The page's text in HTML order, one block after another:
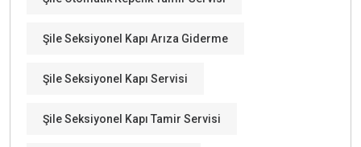
Şile Seksiyonel Kapı Arıza Giderme
Şile Seksiyonel Kapı Servisi
Şile Seksiyonel Kapı Tamir Servisi